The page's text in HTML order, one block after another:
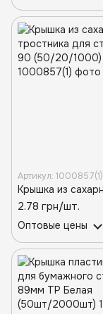
Артикул: 1000857(1)
2.78 грн/шт.
Оптовые цены